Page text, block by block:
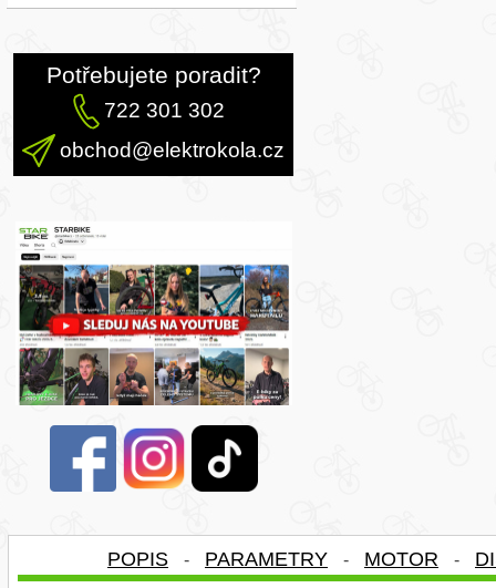
Potřebujete poradit?
722 301 302
obchod@elektrokola.cz
POPIS - PARAMETRY - MOTOR -